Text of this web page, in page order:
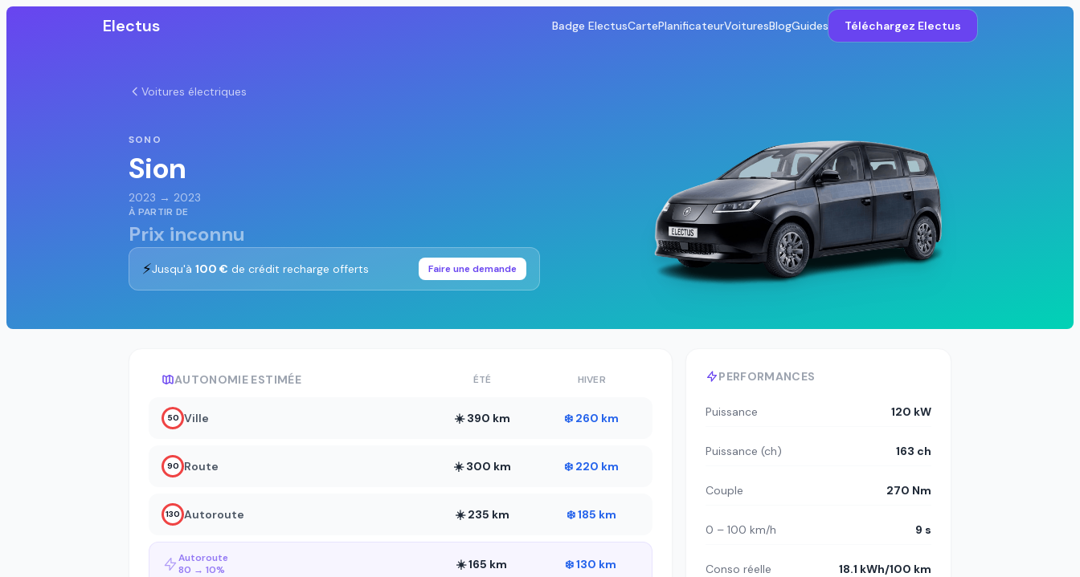
Electus Badge ElectusCartePlanificateurVoituresBlogGuides Téléchargez Electus
Voitures électriques
SONO
Sion
2023 → 2023
À PARTIR DE
Prix inconnu
⚡Jusqu'à 100 € de crédit recharge offerts Faire une demande
AUTONOMIE ESTIMÉE ÉTÉ HIVER
50 Ville ☀️ 390 km ❄️ 260 km
90 Route ☀️ 300 km ❄️ 220 km
130 Autoroute ☀️ 235 km ❄️ 185 km
Autoroute
80 → 10%
☀️ 165 km ❄️ 130 km
PERFORMANCES
Puissance 120 kW
Puissance (ch) 163 ch
Couple 270 Nm
0 – 100 km/h 9 s
Conso réelle 18.1 kWh/100 km